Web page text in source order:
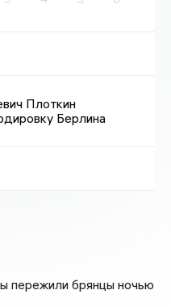
Плоткин
Берлина
пережили брянцы ночью